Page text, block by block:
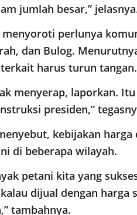
jumlah besar,”
menyoroti perlunya
dan Bulog.
harus turun tangan.
menyerap, laporkan.
presiden,”
kebijakan
di beberapa wilayah.
petani kita yang
dijual dengan harga
tambahnya.